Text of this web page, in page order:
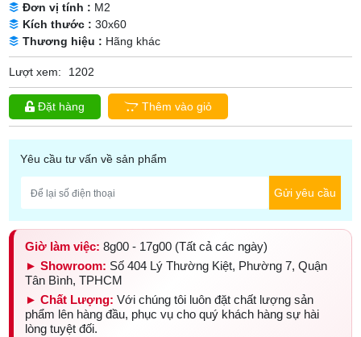
Đơn vị tính : M2
Kích thước :30x60
Thương hiệu : Hãng khác
Lượt xem: 1202
Đặt hàng Thêm vào giỏ
Yêu cầu tư vấn về sản phẩm
Gửi yêu cầu
Giờ làm việc: 8g00 - 17g00 (Tất cả các ngày)
► Showroom: Số 404 Lý Thường Kiệt, Phường 7, Quận
Tân Bình, TPHCM
► Chất Lượng: Với chúng tôi luôn đặt chất lượng sản
phẩm lên hàng đầu, phục vụ cho quý khách hàng sự hài
lòng tuyệt đối.